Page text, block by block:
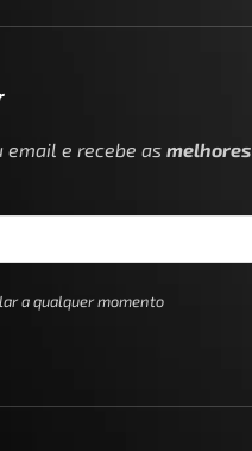
email e recebe asmelhores
a qualquer momento